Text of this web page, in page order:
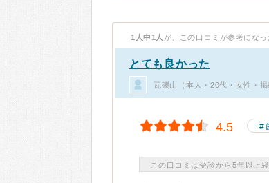
1人中1人 が、この口コミが参考になっ
とても良かった
瓦礫山（本人・20代・女性・掲
4.5
この口コミは受診から5年以上